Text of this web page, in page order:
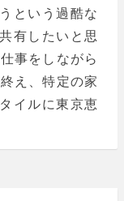
という過酷な
有したいと思
事をしながら
え、特定の家
イルに東京恵